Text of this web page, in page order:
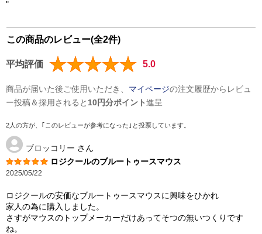
"
この商品のレビュー(全2件)
平均評価 5.0
商品が届いた後ご使用いただき、 マイページの注文履歴からレビュ
ー投稿＆採用されると 10円分ポイント進呈
2人の方が、｢このレビューが参考になった｣と投票しています。
ブロッコリー さん
ロジクールのブルートゥースマウス
2025/05/22
ロジクールの安価なブルートゥースマウスに興味をひかれ
家人の為に購入しました。
さすがマウスのトップメーカーだけあってそつの無いつくりです
ね。